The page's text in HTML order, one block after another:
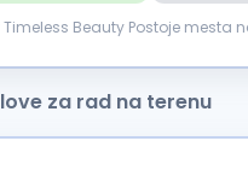
Timeless Beauty Postoje
za rad na terenu